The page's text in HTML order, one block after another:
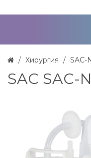
Хирургия SAC-
SAC SAC-